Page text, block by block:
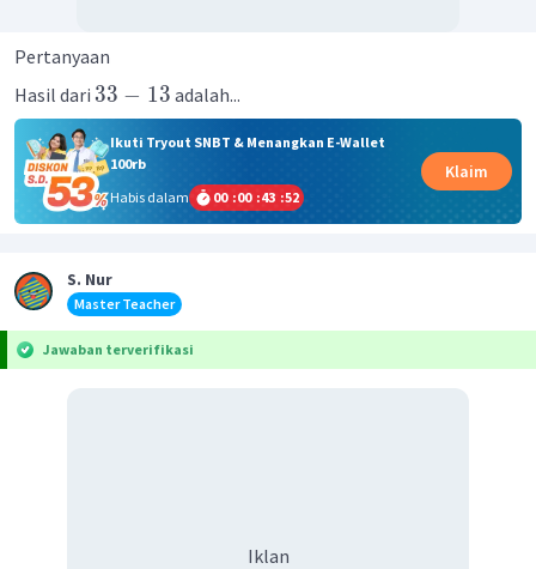
Pertanyaan
Hasil dari 33 − 13 adalah...
Ikuti Tryout SNBT & Menangkan E-Wallet
100rb
Habis dalam
00 :00 :43 :51
Klaim
S. Nur
Master Teacher
Jawaban terverifikasi
Iklan